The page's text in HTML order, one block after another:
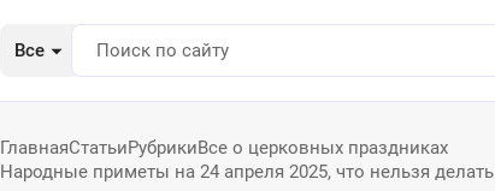
Все
ГлавнаяСтатьиРубрикиВсе о церковных праздниках
Народные приметы на 24 апреля 2025, что нельзя делать